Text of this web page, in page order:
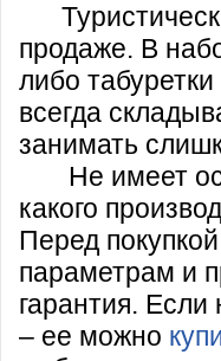
продаже. В
либо
всегда
занимать
Не имеет
какого
Перед
параметрам и
гарантия.
– ее можно